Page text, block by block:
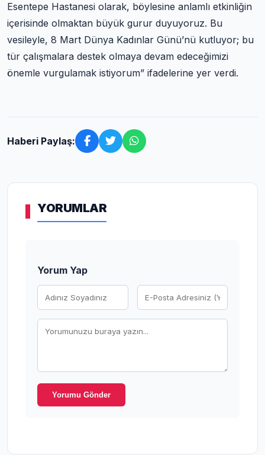
Esentepe Hastanesi olarak, böylesine anlamlı etkinliğin
içerisinde olmaktan büyük gurur duyuyoruz. Bu
vesileyle, 8 Mart Dünya Kadınlar Günü’nü kutluyor; bu
tür çalışmalara destek olmaya devam edeceğimizi
önemle vurgulamak istiyorum” ifadelerine yer verdi.
Haberi Paylaş:
YORUMLAR
Yorum Yap
Yorumu Gönder